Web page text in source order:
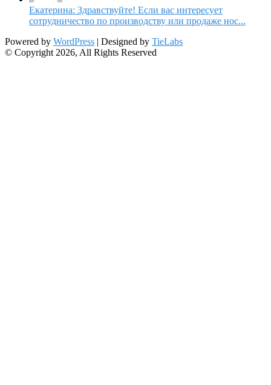
Екатерина: Здравствуйте! Если вас интересует
сотрудничество по производству или продаже нос...
Powered by WordPress | Designed by TieLabs
© Copyright 2026, All Rights Reserved